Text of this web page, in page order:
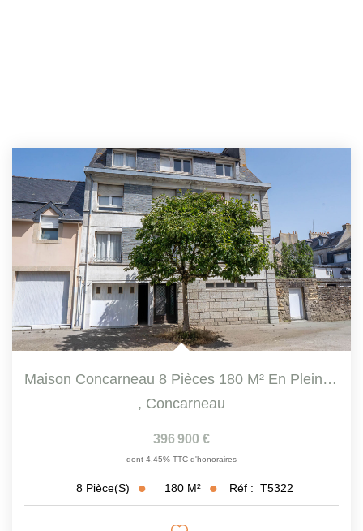
Maison Concarneau 8 Pièces 180 M² En Plein Centre Ville...
, Concarneau
396 900 €
dont 4,45% TTC d'honoraires
8 Pièce(s) 180 M² Réf : T5322